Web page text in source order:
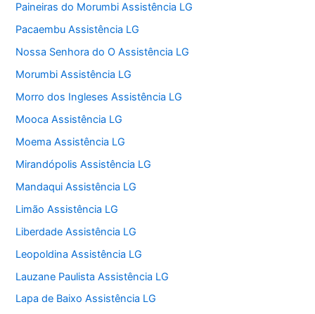
Paineiras do Morumbi Assistência LG
Pacaembu Assistência LG
Nossa Senhora do O Assistência LG
Morumbi Assistência LG
Morro dos Ingleses Assistência LG
Mooca Assistência LG
Moema Assistência LG
Mirandópolis Assistência LG
Mandaqui Assistência LG
Limão Assistência LG
Liberdade Assistência LG
Leopoldina Assistência LG
Lauzane Paulista Assistência LG
Lapa de Baixo Assistência LG